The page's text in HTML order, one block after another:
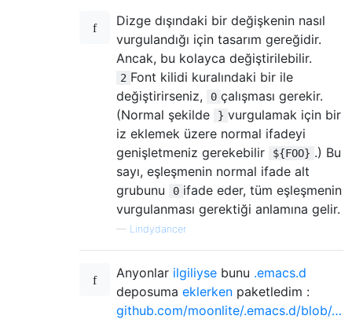
Dizge dışındaki bir değişkenin nasıl
vurgulandığı için tasarım gereğidir.
Ancak, bu kolayca değiştirilebilir.
2 Font kilidi kuralındaki bir ile
değiştirirseniz,
0 çalışması gerekir.
(Normal şekilde
} vurgulamak için bir
iz eklemek üzere normal ifadeyi
genişletmeniz gerekebilir
${FOO} .) Bu
sayı, eşleşmenin normal ifade alt
grubunu
0 ifade eder, tüm eşleşmenin
vurgulanması gerektiği anlamına gelir.
— Lindydancer
Anyonlar ilgiliyse bunu .emacs.d
deposuma eklerken paketledim :
github.com/moonlite/.emacs.d/blob/…